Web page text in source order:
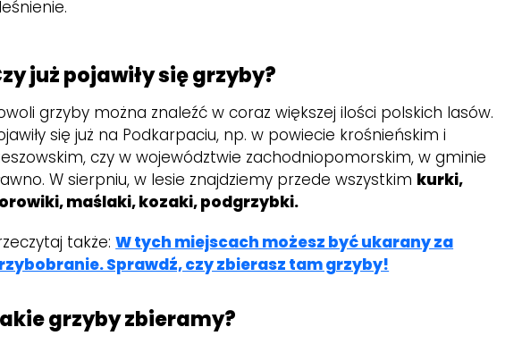
już pojawiły się grzyby?
grzyby można znaleźć w coraz większej ilości polskich lasów.
się już na Podkarpaciu, np. w powiecie krośnieńskim i
czy w województwie zachodniopomorskim, w gminie
W sierpniu, w lesie znajdziemy przede wszystkim kurki,
maślaki, kozaki, podgrzybki.
także:W tych miejscach możesz być ukarany za
Sprawdź, czy zbierasz tam grzyby!
grzyby zbieramy?